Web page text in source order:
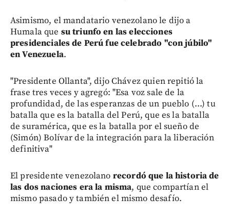
Asimismo, el mandatario venezolano le dijo a
Humala que su triunfo en las elecciones
presidenciales de Perú fue celebrado "con júbilo"
en Venezuela.
"Presidente Ollanta", dijo Chávez quien repitió la
frase tres veces y agregó: "Esa voz sale de la
profundidad, de las esperanzas de un pueblo (...) tu
batalla que es la batalla del Perú, que es la batalla
de suramérica, que es la batalla por el sueño de
(Simón) Bolívar de la integración para la liberación
definitiva"
El presidente venezolano recordó que la historia de
las dos naciones era la misma, que compartían el
mismo pasado y también el mismo desafío.